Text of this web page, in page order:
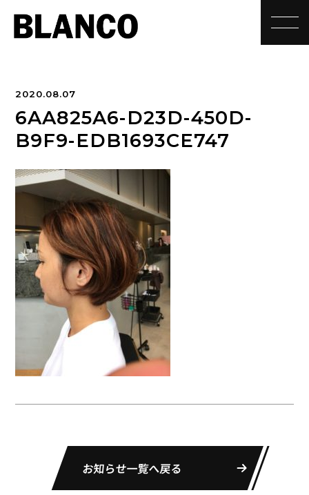
2020.08.07
6AA825A6-D23D-450D-
B9F9-EDB1693CE747
お知らせ一覧へ戻る